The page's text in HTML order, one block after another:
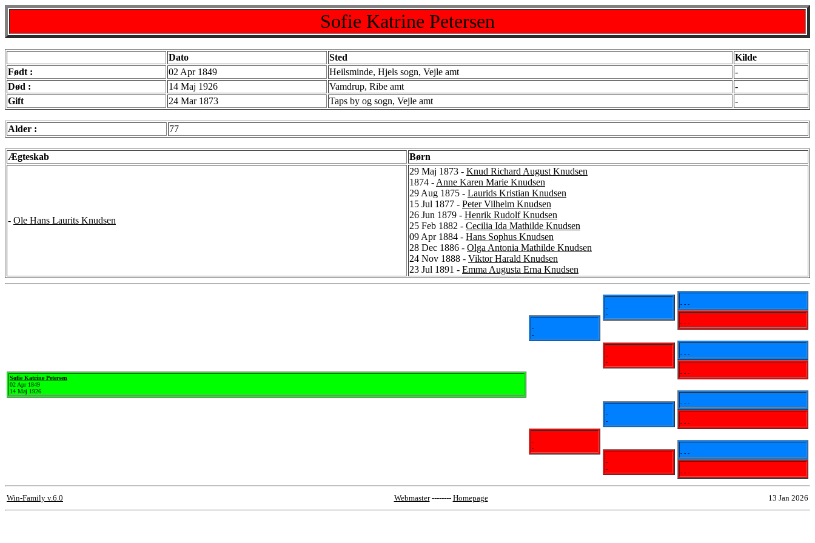
Sofie Katrine Petersen
Dato Sted
Kilde
Født :
02 Apr 1849 Heilsminde, Hjels sogn, Vejle amt
-
Død :
14 Maj 1926 Vamdrup, Ribe amt
-
Gift
24 Mar 1873 Taps by og sogn, Vejle amt -
Alder : 77
Ægteskab Børn
- Ole Hans Laurits Knudsen
29 Maj 1873 - Knud Richard August Knudsen
1874 - Anne Karen Marie Knudsen
29 Aug 1875 - Laurids Kristian Knudsen
15 Jul 1877 - Peter Vilhelm Knudsen
26 Jun 1879 - Henrik Rudolf Knudsen
25 Feb 1882 - Cecilia Ida Mathilde Knudsen
09 Apr 1884 - Hans Sophus Knudsen
28 Dec 1886 - Olga Antonia Mathilde Knudsen
24 Nov 1888 - Viktor Harald Knudsen
23 Jul 1891 - Emma Augusta Erna Knudsen
Sofie Katrine Petersen
02 Apr 1849
14 Maj 1926
-
-
-
-
-
-
-
-
-
-
-
-
- - -
- - -
- - -
- - -
- - -
- - -
- - -
- - -
Win-Family v.6.0 Webmaster-------- Homepage 13 Jan 2026